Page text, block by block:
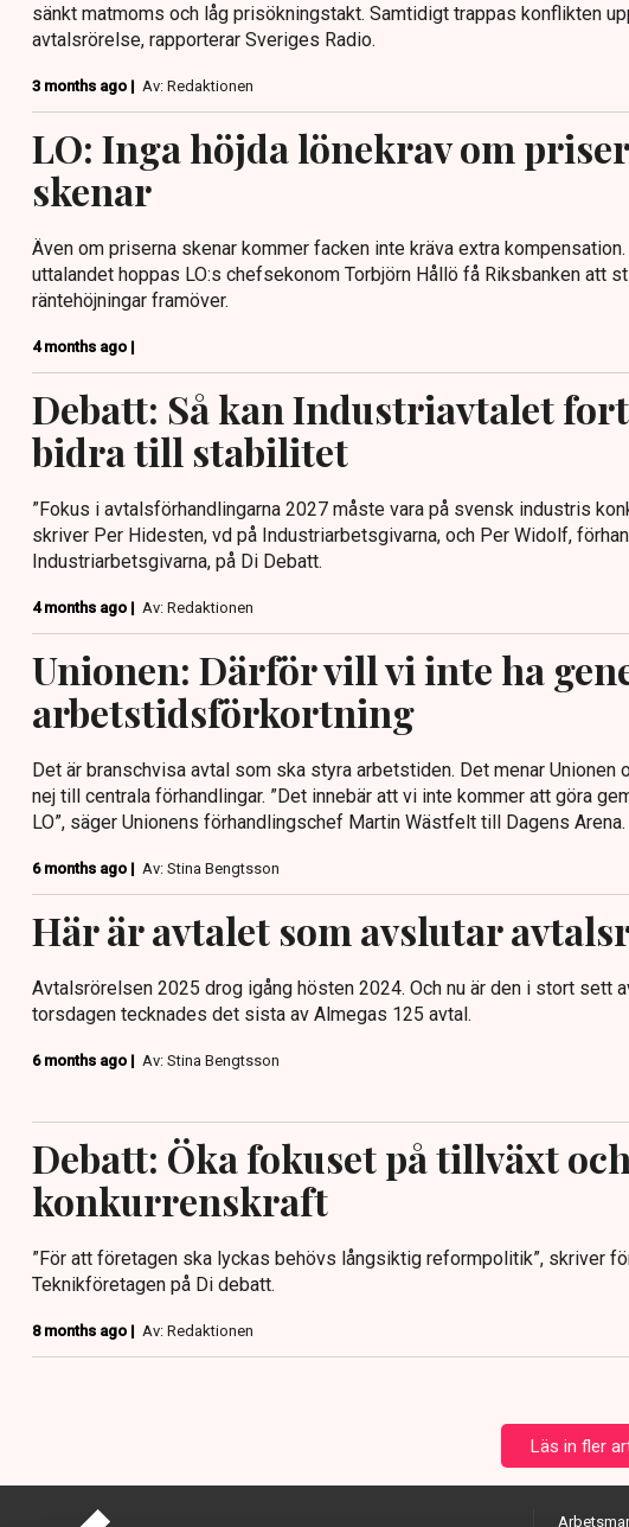
sänkt matmoms och låg prisökningstakt. Samtidigt trappas konflikten
avtalsrörelse, rapporterar Sveriges Radio.
3 months ago | Av: Redaktionen
LO: Inga höjda lönekrav om
skenar
Även om priserna skenar kommer facken inte kräva extra
uttalandet hoppas LO:s chefsekonom Torbjörn Hållö få Riksbanken att
räntehöjningar framöver.
4 months ago |
Debatt: Så kan Industriavtalet
bidra till stabilitet
”Fokus i avtalsförhandlingarna 2027 måste vara på svensk industris
skriver Per Hidesten, vd på Industriarbetsgivarna, och Per Widolf,
Industriarbetsgivarna, på Di Debatt.
4 months ago | Av: Redaktionen
Unionen: Därför vill vi inte ha
arbetstidsförkortning
Det är branschvisa avtal som ska styra arbetstiden. Det menar Unionen
nej till centrala förhandlingar. ”Det innebär att vi inte kommer att göra
LO”, säger Unionens förhandlingschef Martin Wästfelt till Dagens Arena.
6 months ago | Av: Stina Bengtsson
Här är avtalet som avslutar
Avtalsrörelsen 2025 drog igång hösten 2024. Och nu är den i stort sett
torsdagen tecknades det sista av Almegas 125 avtal.
6 months ago | Av: Stina Bengtsson
Debatt: Öka fokuset på tillväxt och
konkurrenskraft
”För att företagen ska lyckas behövs långsiktig reformpolitik”, skriver
Teknikföretagen på Di debatt.
8 months ago | Av: Redaktionen
Läs in fler